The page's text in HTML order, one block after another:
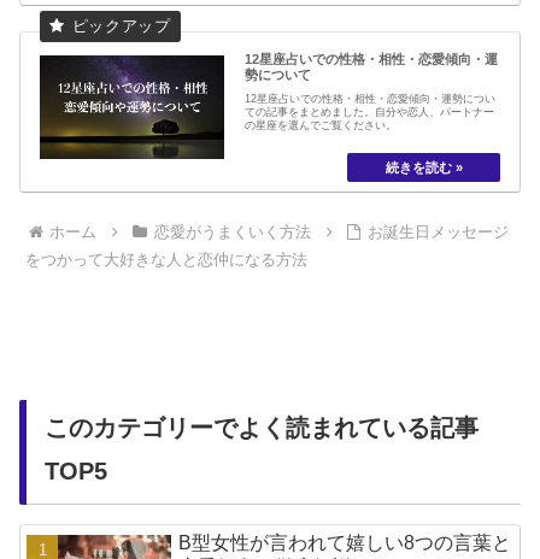
12星座占いでの性格・相性・恋愛傾向・運
勢について
12星座占いでの性格・相性・恋愛傾向・運勢につい
ての記事をまとめました。自分や恋人、パートナー
の星座を選んでご覧ください。
ホーム 恋愛がうまくいく方法
お誕生日メッセージ
をつかって大好きな人と恋仲になる方法
このカテゴリーでよく読まれている記事
TOP5
B型女性が言われて嬉しい8つの言葉と